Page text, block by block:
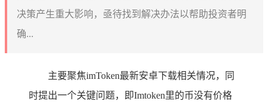
决策产生重大影响，亟待找到解决办法以帮助投资者明
确...
主要聚焦imToken最新安卓下载相关情况，同
时提出一个关键问题，即Imtoken里的币没有价格